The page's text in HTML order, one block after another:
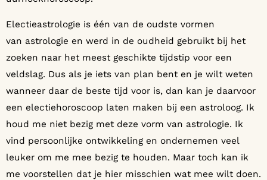
Electieastrologie is één van de oudste vormen
van astrologie en werd in de oudheid gebruikt bij het
zoeken naar het meest geschikte tijdstip voor een
veldslag. Dus als je iets van plan bent en je wilt weten
wanneer daar de beste tijd voor is, dan kan je daarvoor
een electiehoroscoop laten maken bij een astroloog. Ik
houd me niet bezig met deze vorm van astrologie. Ik
vind persoonlijke ontwikkeling en ondernemen veel
leuker om me mee bezig te houden. Maar toch kan ik
me voorstellen dat je hier misschien wat mee wilt doen.